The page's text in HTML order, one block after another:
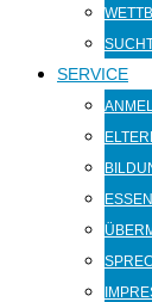
SERVICE